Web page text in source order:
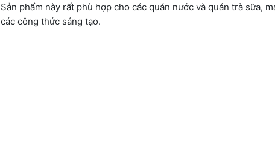
Sản phẩm này rất phù hợp cho các quán nước và quán trà sữa,
các công thức sáng tạo.